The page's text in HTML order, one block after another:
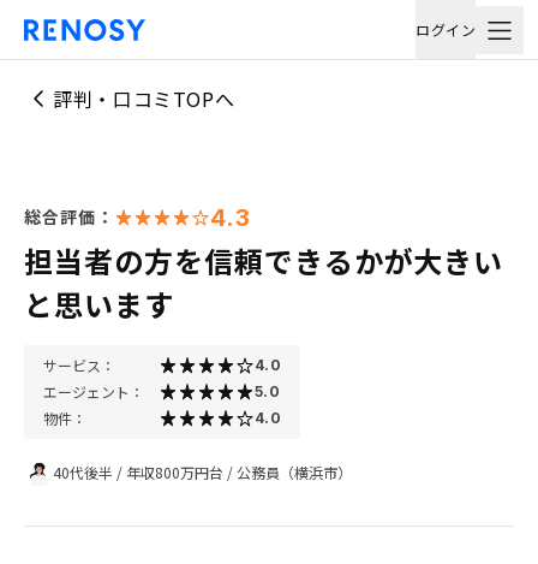
ログイン
評判・口コミTOPへ
総合評価： 4.3
担当者の方を信頼できるかが大きい
と思います
サービス： 4.0
エージェント： 5.0
物件： 4.0
40代後半 / 年収800万円台 /公務員（横浜市）